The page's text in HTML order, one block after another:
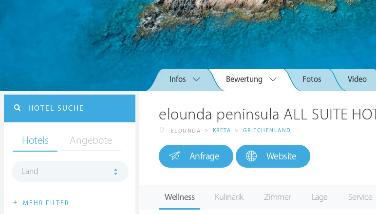
Infos Bewertung Fotos Video
elounda peninsula ALL SUITE
ELOUNDA > KRETA > GRIECHENLAND
Anfrage Website
Wellness Kulinarik Zimmer Lage Service
HOTEL SUCHE
Hotels Angebote
Land
+ MEHR FILTER